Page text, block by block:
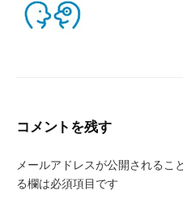
コメントを残す
メールアドレスが公開されるこ
る欄は必須項目です